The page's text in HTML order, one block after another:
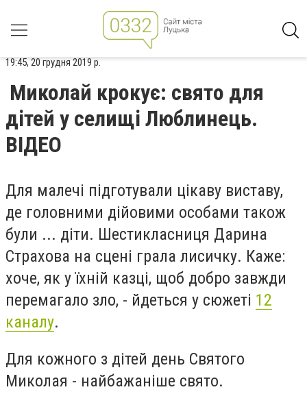
19:45, 20 грудня 2019 р.
Миколай крокує: свято для
дітей у селищі Люблинець.
ВІДЕО
Для малечі підготували цікаву виставу,
де головними дійовими особами також
були ... діти. Шестикласниця Дарина
Страхова на сцені грала лисичку. Каже:
хоче, як у їхній казці, щоб добро завжди
перемагало зло, - йдеться у сюжеті 12
каналу.
Для кожного з дітей день Святого
Миколая - найбажаніше свято.